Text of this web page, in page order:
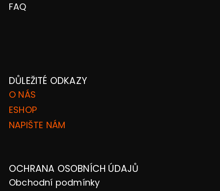
FAQ
DŮLEŽITÉ ODKAZY
O NÁS
ESHOP
NAPIŠTE NÁM
OCHRANA OSOBNÍCH ÚDAJŮ
Obchodní podmínky